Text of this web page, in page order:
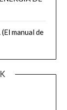
manual de